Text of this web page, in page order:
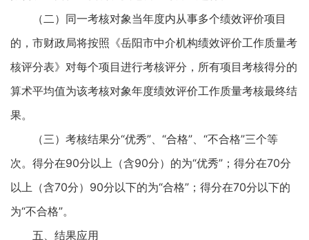
（二）同一考核对象当年度内从事多个绩效评价项目
的，市财政局将按照《岳阳市中介机构绩效评价工作质量考
核评分表》对每个项目进行考核评分，所有项目考核得分的
算术平均值为该考核对象年度绩效评价工作质量考核最终结
果。
（三）考核结果分“优秀”、“合格”、“不合格”三个等
次。得分在90分以上（含90分）的为“优秀”；得分在70分
以上（含70分）90分以下的为“合格”；得分在70分以下的
为“不合格”。
五、结果应用